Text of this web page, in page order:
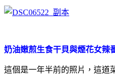
奶油嫩煎生食干貝與煙花女
這個是一年半前的照片，這道